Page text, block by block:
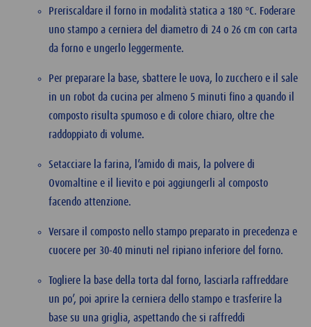
Preriscaldare il forno in modalità statica a 180 °C. Foderare
uno stampo a cerniera del diametro di 24 o 26 cm con carta
da forno e ungerlo leggermente.
Per preparare la base, sbattere le uova, lo zucchero e il sale
in un robot da cucina per almeno 5 minuti fino a quando il
composto risulta spumoso e di colore chiaro, oltre che
raddoppiato di volume.
Setacciare la farina, l’amido di mais, la polvere di
Ovomaltine e il lievito e poi aggiungerli al composto
facendo attenzione.
Versare il composto nello stampo preparato in precedenza e
cuocere per 30-40 minuti nel ripiano inferiore del forno.
Togliere la base della torta dal forno, lasciarla raffreddare
un po’, poi aprire la cerniera dello stampo e trasferire la
base su una griglia, aspettando che si raffreddi